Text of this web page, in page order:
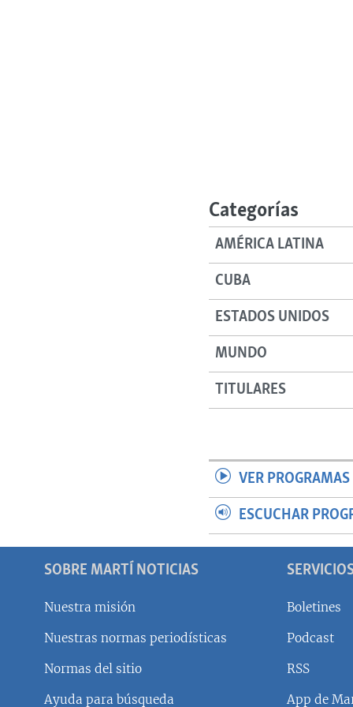
Categorías
AMÉRICA LATINA
CUBA
ESTADOS UNIDOS
MUNDO
TITULARES
VER
ESCUCHAR
SOBRE MARTÍ NOTICIAS
Nuestra misión
Nuestras normas periodísticas
Normas del sitio
Ayuda para búsqueda
Boletines
Podcast
RSS
App de